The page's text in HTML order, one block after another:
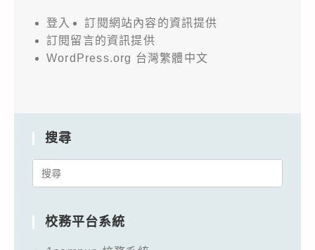
登入
訂閱網站內容的資訊提供
訂閱留言的資訊提供
WordPress.org 台灣繁體中文
搜尋
Search
校務平台系統